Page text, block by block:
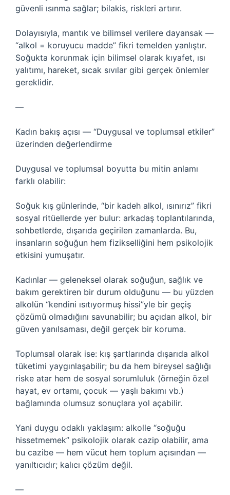
güvenli ısınma sağlar; bilakis, riskleri artırır.
Dolayısıyla, mantık ve bilimsel verilere dayansak —
“alkol = koruyucu madde” fikri temelden yanlıştır.
Soğukta korunmak için bilimsel olarak kıyafet, ısı
yalıtımı, hareket, sıcak sıvılar gibi gerçek önlemler
gereklidir.
—
Kadın bakış açısı — “Duygusal ve toplumsal etkiler”
üzerinden değerlendirme
Duygusal ve toplumsal boyutta bu mitin anlamı
farklı olabilir:
Soğuk kış günlerinde, “bir kadeh alkol, ısınırız” fikri
sosyal ritüellerde yer bulur: arkadaş toplantılarında,
sohbetlerde, dışarıda geçirilen zamanlarda. Bu,
insanların soğuğun hem fizikselliğini hem psikolojik
etkisini yumuşatır.
Kadınlar — geleneksel olarak soğuğun, sağlık ve
bakım gerektiren bir durum olduğunu — bu yüzden
alkolün “kendini ısıtıyormuş hissi”yle bir geçiş
çözümü olmadığını savunabilir; bu açıdan alkol, bir
güven yanılsaması, değil gerçek bir koruma.
Toplumsal olarak ise: kış şartlarında dışarıda alkol
tüketimi yaygınlaşabilir; bu da hem bireysel sağlığı
riske atar hem de sosyal sorumluluk (örneğin özel
hayat, ev ortamı, çocuk — yaşlı bakımı vb.)
bağlamında olumsuz sonuçlara yol açabilir.
Yani duygu odaklı yaklaşım: alkolle “soğuğu
hissetmemek” psikolojik olarak cazip olabilir, ama
bu cazibe — hem vücut hem toplum açısından —
yanıltıcıdır; kalıcı çözüm değil.
—